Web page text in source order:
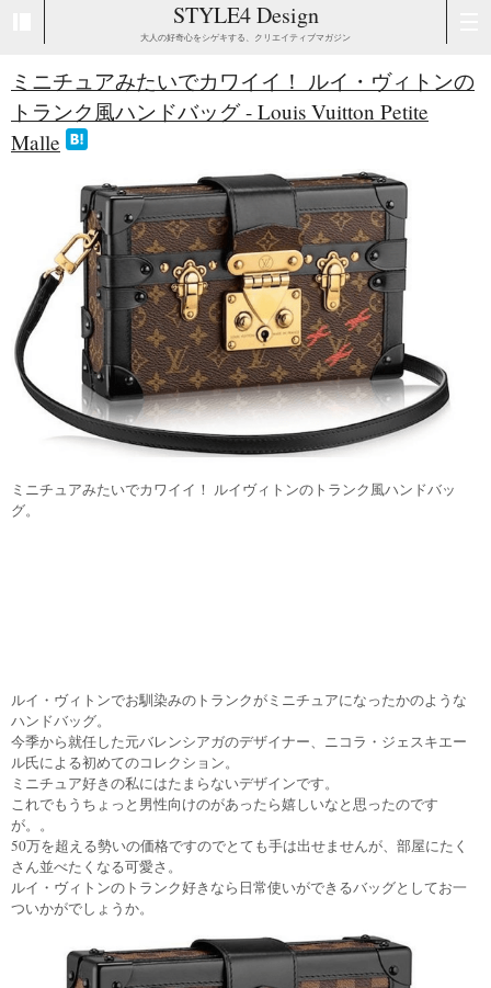
STYLE4 Design
大人の好奇心をシゲキする、クリエイティブマガジン
ミニチュアみたいでカワイイ！ ルイ・ヴィトンの
トランク風ハンドバッグ - Louis Vuitton Petite
Malle
ミニチュアみたいでカワイイ！ ルイヴィトンのトランク風ハンドバッ
グ。
ルイ・ヴィトンでお馴染みのトランクがミニチュアになったかのような
ハンドバッグ。
今季から就任した元バレンシアガのデザイナー、ニコラ・ジェスキエー
ル氏による初めてのコレクション。
ミニチュア好きの私にはたまらないデザインです。
これでもうちょっと男性向けのがあったら嬉しいなと思ったのです
が。。
50万を超える勢いの価格ですのでとても手は出せませんが、部屋にたく
さん並べたくなる可愛さ。
ルイ・ヴィトンのトランク好きなら日常使いができるバッグとしてお一
ついかがでしょうか。